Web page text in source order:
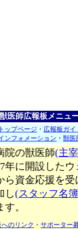
医師広報板メニュ
トップページ ・ 広報板ガイ
ンフォメーション ・獣医
院の獣医師(主
年に開設した
ら資金応援を受
し(スタッフ名
。
のリンク ・サポーター